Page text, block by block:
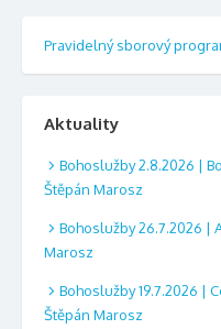
Pravidelný sborový
Aktuality
Bohoslužby 2.8.2026 |
Štěpán Marosz
Bohoslužby 26.7.2026 |
Marosz
Bohoslužby 19.7.2026 |
Štěpán Marosz